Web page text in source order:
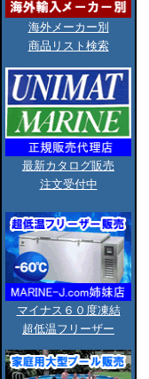
海外メーカー別
商品リスト検索
最新カタログ販売
注文受付中
マイナス６０度凍結
超低温フリーザー